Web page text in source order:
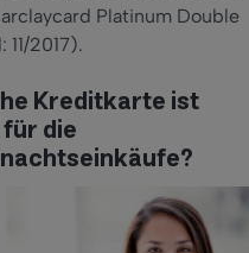
Platinum Double
11/2017).
Kreditkarte ist
die